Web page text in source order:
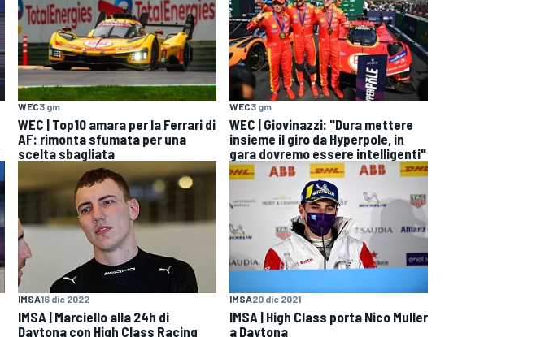
WEC3 gm
WEC | Top10 amara per la Ferrari di
AF: rimonta sfumata per una
scelta sbagliata
WEC3 gm
WEC | Giovinazzi: "Dura mettere
insieme il giro da Hyperpole, in
gara dovremo essere intelligenti"
IMSA16 dic 2022
IMSA | Marciello alla 24h di
Daytona con High Class Racing
IMSA20 dic 2021
IMSA | High Class porta Nico Muller
a Daytona